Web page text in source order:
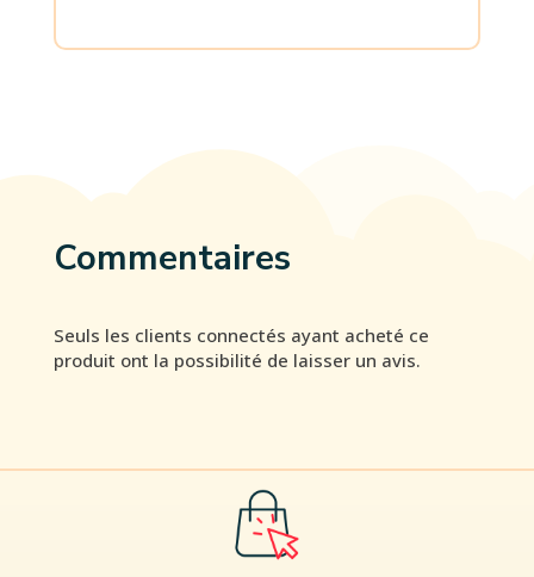
Commentaires
Seuls les clients connectés ayant acheté ce
produit ont la possibilité de laisser un avis.